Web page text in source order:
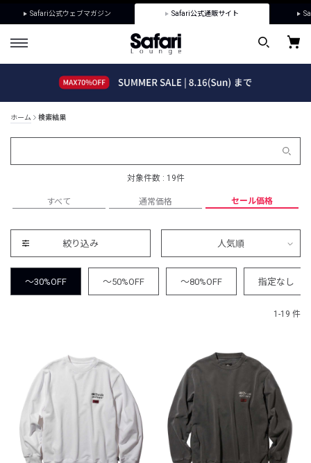
Safari公式ウェブマガジン Safari公式通販サイト
ホーム 検索結果
対象件数 : 19件
すべて 通常価格 セール価格
絞り込み 人気順
～30%OFF ～50%OFF ～80%OFF 指定なし
1-19 件